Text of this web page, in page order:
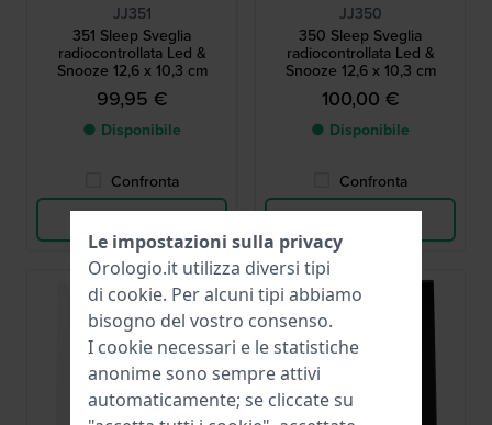
JJ351
351 Sleep Sveglia
radiocontrollata Led &
Snooze 12,6 x 10,3 cm
99,95 €
● Disponibile
Confronta
JJ350
350 Sleep Sveglia
radiocontrollata Led &
Snooze 12,6 x 10,3 cm
100,00 €
● Disponibile
Confronta
Le impostazioni sulla privacy
Orologio.it utilizza diversi tipi
di cookie. Per alcuni tipi abbiamo
bisogno del vostro consenso.
I cookie necessari e le statistiche
anonime sono sempre attivi
automaticamente; se cliccate su